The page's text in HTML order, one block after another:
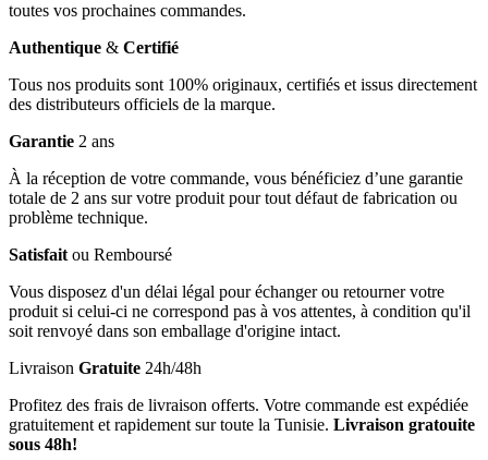
toutes vos prochaines commandes.
Authentique & Certifié
Tous nos produits sont 100% originaux, certifiés et issus directement
des distributeurs officiels de la marque.
Garantie 2 ans
À la réception de votre commande, vous bénéficiez d’une garantie
totale de 2 ans sur votre produit pour tout défaut de fabrication ou
problème technique.
Satisfait ou Remboursé
Vous disposez d'un délai légal pour échanger ou retourner votre
produit si celui-ci ne correspond pas à vos attentes, à condition qu'il
soit renvoyé dans son emballage d'origine intact.
Livraison Gratuite 24h/48h
Profitez des frais de livraison offerts. Votre commande est expédiée
gratuitement et rapidement sur toute la Tunisie. Livraison gratouite
sous 48h!